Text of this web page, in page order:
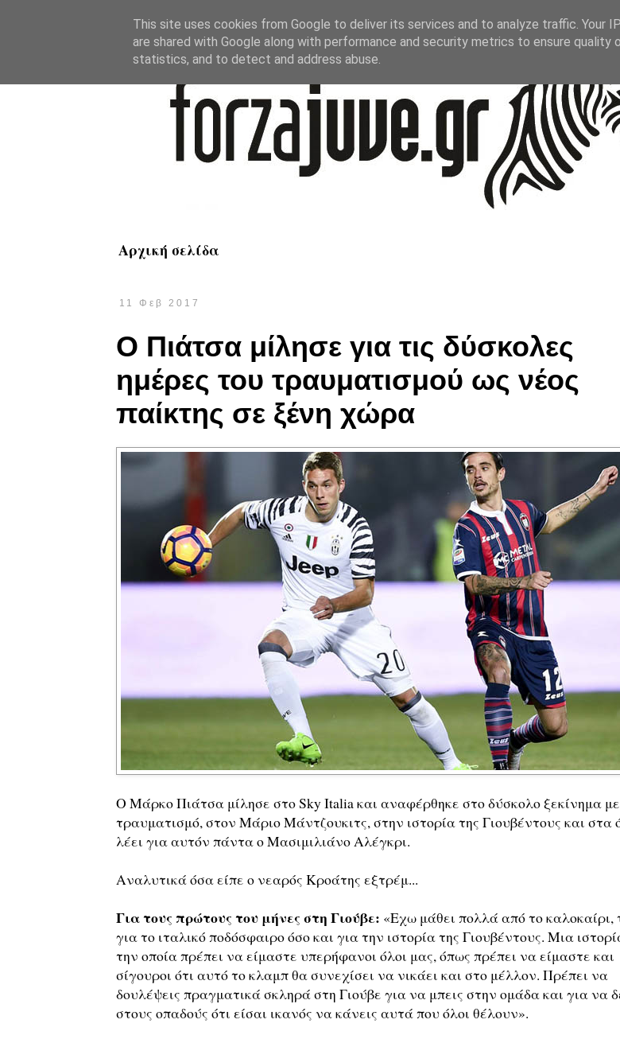
Αρχική σελίδα
11 Φεβ 2017
Ο Πιάτσα μίλησε για τις δύσκολες
ημέρες του τραυματισμού ως νέος
παίκτης σε ξένη χώρα
Ο Μάρκο Πιάτσα μίλησε στο Sky Italia και αναφέρθηκε στο δύσκολο ξεκίνημα
τραυματισμό, στον Μάριο Μάντζουκιτς, στην ιστορία της Γιουβέντους και στα
λέει για αυτόν πάντα ο Μασιμιλιάνο Αλέγκρι.
Αναλυτικά όσα είπε ο νεαρός Κροάτης εξτρέμ...
Για τους πρώτους του μήνες στη Γιούβε: «Εχω μάθει πολλά από το καλοκαίρι,
για το ιταλικό ποδόσφαιρο όσο και για την ιστορία της Γιουβέντους. Μια
την οποία πρέπει να είμαστε υπερήφανοι όλοι μας, όπως πρέπει να είμαστε και
σίγουροι ότι αυτό το κλαμπ θα συνεχίσει να νικάει και στο μέλλον. Πρέπει να
δουλέψεις πραγματικά σκληρά στη Γιούβε για να μπεις στην ομάδα και για να
στους οπαδούς ότι είσαι ικανός να κάνεις αυτά που όλοι θέλουν».
This site uses cookies from Google to deliver its services and to analyze traffic. Your
are shared with Google along with performance and security metrics to ensure quality
statistics, and to detect and address abuse.